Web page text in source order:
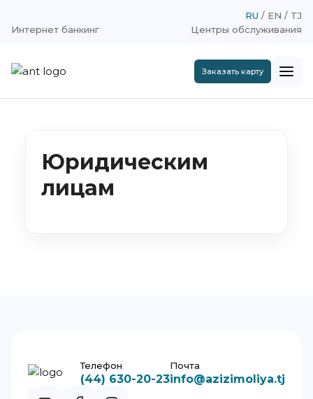
Интернет банкинг Центры обслуживания
RU EN TJ
Заказать карту
Юридическим
лицам
Телефон
(44) 630-20-23
Почта
info@azizimoliya.tj